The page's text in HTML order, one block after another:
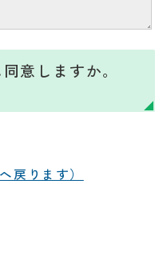
同意しますか。
戻ります）